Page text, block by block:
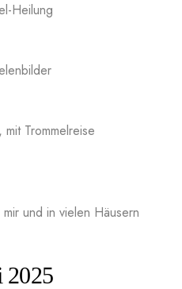
Heilung
Trommelreise
und in vielen Häusern
2025